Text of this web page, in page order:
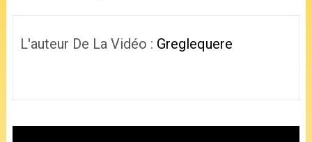
L'auteur De La Vidéo : Greglequere